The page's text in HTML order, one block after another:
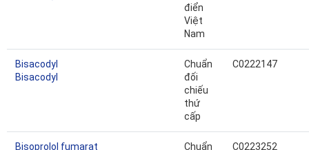
điển
Việt
Nam
Bisacodyl
Bisacodyl
Chuẩn
đối
chiếu
thứ
cấp
C0222147
Bisoprolol fumarat
Chuẩn
C0223252